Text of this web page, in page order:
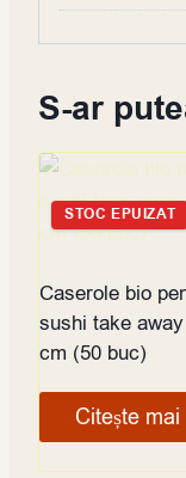
S-ar
STOC EPUIZAT
Caserole bio
sushi take
cm (50 buc)
Citește